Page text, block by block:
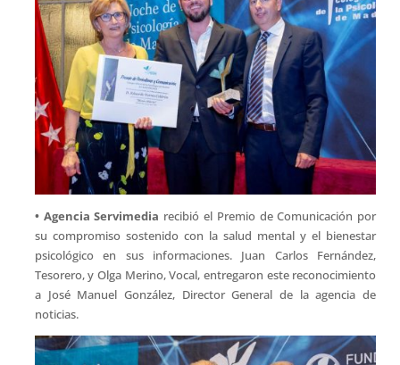
• Agencia Servimedia recibió el Premio de Comunicación por
su compromiso sostenido con la salud mental y el bienestar
psicológico en sus informaciones. Juan Carlos Fernández,
Tesorero, y Olga Merino, Vocal, entregaron este reconocimiento
a José Manuel González, Director General de la agencia de
noticias.